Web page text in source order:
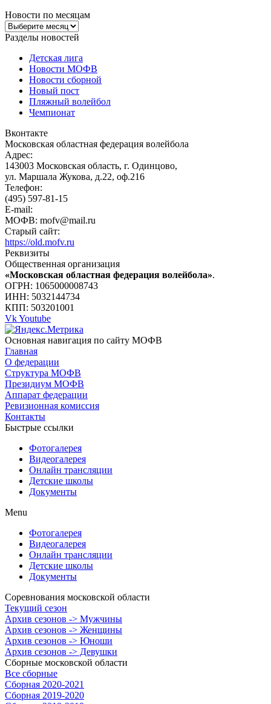
Новости по месяцам
Новости
по
Разделы новостей
Детская лига
Новости МОФВ
Новости сборной
Новый пост
Пляжный волейбол
Чемпионат
Вконтакте
Московская областная федерация волейбола
Адрес:
143003 Московская область, г. Одинцово,
ул. Маршала Жукова, д.22, оф.216
Телефон:
(495) 597-81-15
E-mail:
МОФВ: mofv@mail.ru
Старый сайт:
https://old.mofv.ru
Реквизиты
Общественная организация
«Московская областная федерация волейбола».
ОГРН: 1065000008743
ИНН: 5032144734
КПП: 503201001
VkYoutube
Основная навигация по сайту МОФВ
Главная
О федерации
Структура МОФВ
Президиум МОФВ
Аппарат федерации
Ревизионная комиссия
Контакты
Быстрые ссылки
Фотогалерея
Видеогалерея
Онлайн трансляции
Детские школы
Документы
Menu
Фотогалерея
Видеогалерея
Онлайн трансляции
Детские школы
Документы
Соревнования московской области
Текущий сезон
Архив сезонов -> Мужчины
Архив сезонов -> Женщины
Архив сезонов -> Юноши
Архив сезонов -> Девушки
Сборные московской области
Все сборные
Сборная 2020-2021
Сборная 2019-2020